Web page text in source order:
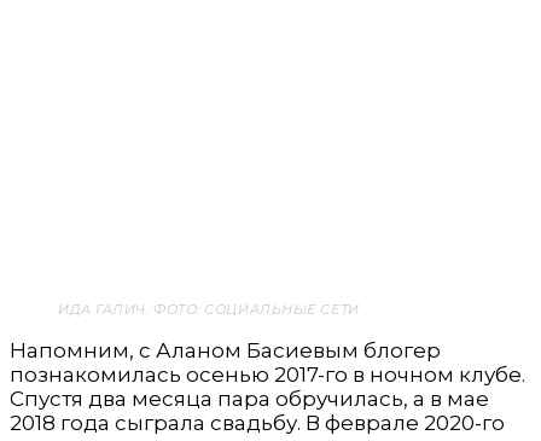
ИДА ГАЛИЧ. ФОТО: СОЦИАЛЬНЫЕ СЕТИ
Напомним, с Аланом Басиевым блогер
познакомилась осенью 2017-го в ночном клубе.
Спустя два месяца пара обручилась, а в мае
2018 года сыграла свадьбу. В феврале 2020-го